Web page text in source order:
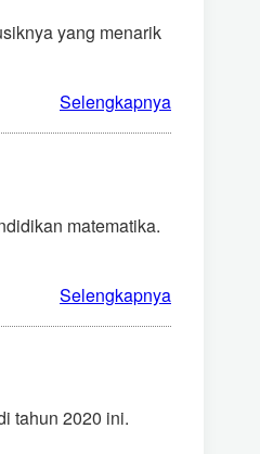
yang menarik
Selengkapnya
matematika.
Selengkapnya
tahun 2020 ini.